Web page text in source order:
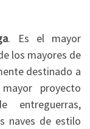
. Es el mayor
los mayores de
destinado a
proyecto
entreguerras,
naves de estilo